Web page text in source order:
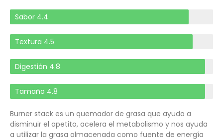
Sabor 4.4
Textura 4.5
Digestión 4.8
Tamaño 4.8
Burner stack es un quemador de grasa que ayuda a
disminuir el apetito, acelera el metabolismo y nos ayuda
a utilizar la grasa almacenada como fuente de energía